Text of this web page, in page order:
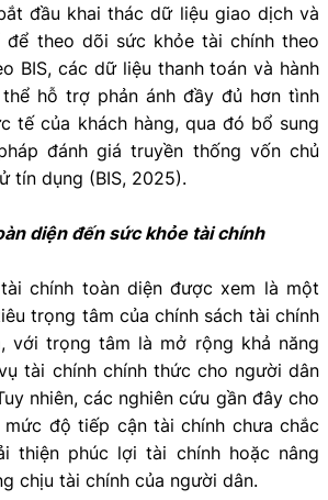
đầu khai thác dữ liệu giao dịch và
để theo dõi sức khỏe tài chính theo
BIS, các dữ liệu thanh toán và hành
hỗ trợ phản ánh đầy đủ hơn tình
tế của khách hàng, qua đó bổ sung
đánh giá truyền thống vốn chủ
tín dụng (BIS, 2025).
diện đến sức khỏe tài chính
chính toàn diện được xem là một
trọng tâm của chính sách tài chính
với trọng tâm là mở rộng khả năng
tài chính chính thức cho người dân
nhiên, các nghiên cứu gần đây cho
độ tiếp cận tài chính chưa chắc
thiện phúc lợi tài chính hoặc nâng
chịu tài chính của người dân.